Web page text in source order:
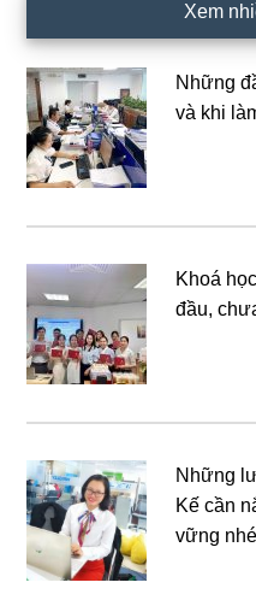
Xem
Những
và khi
Khoá
đầu,
Những
Kế cần
vững nhé